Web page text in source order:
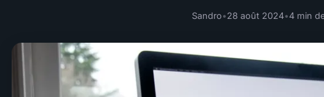
Sandro•28 août 2024•4 min